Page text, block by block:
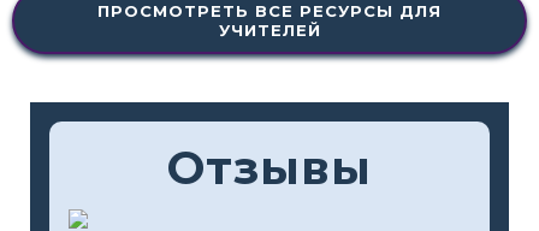
ПРОСМОТРЕТЬ ВСЕ РЕСУРСЫ ДЛЯ
УЧИТЕЛЕЙ
Отзывы